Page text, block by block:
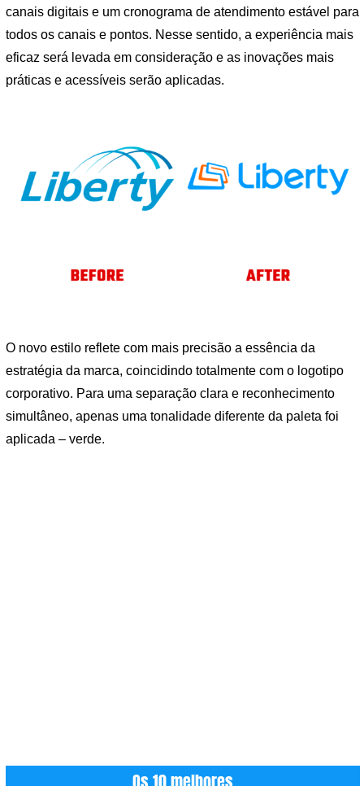
canais digitais e um cronograma de atendimento estável para
todos os canais e pontos. Nesse sentido, a experiência mais
eficaz será levada em consideração e as inovações mais
práticas e acessíveis serão aplicadas.
O novo estilo reflete com mais precisão a essência da
estratégia da marca, coincidindo totalmente com o logotipo
corporativo. Para uma separação clara e reconhecimento
simultâneo, apenas uma tonalidade diferente da paleta foi
aplicada – verde.